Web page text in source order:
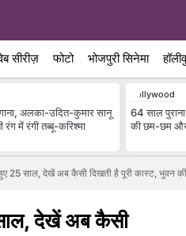
सीरीज़ फोटो भोजपुरी सिनेमा
अलका-उदित-कुमार सानू
रंग में रंगी तब्बू-करिश्मा
Bollywood
64 साल पुराना
की छम-छम
25 साल, देखें अब कैसी दिखती है पूरी कास्ट, भुवन की
देखें अब कैसी